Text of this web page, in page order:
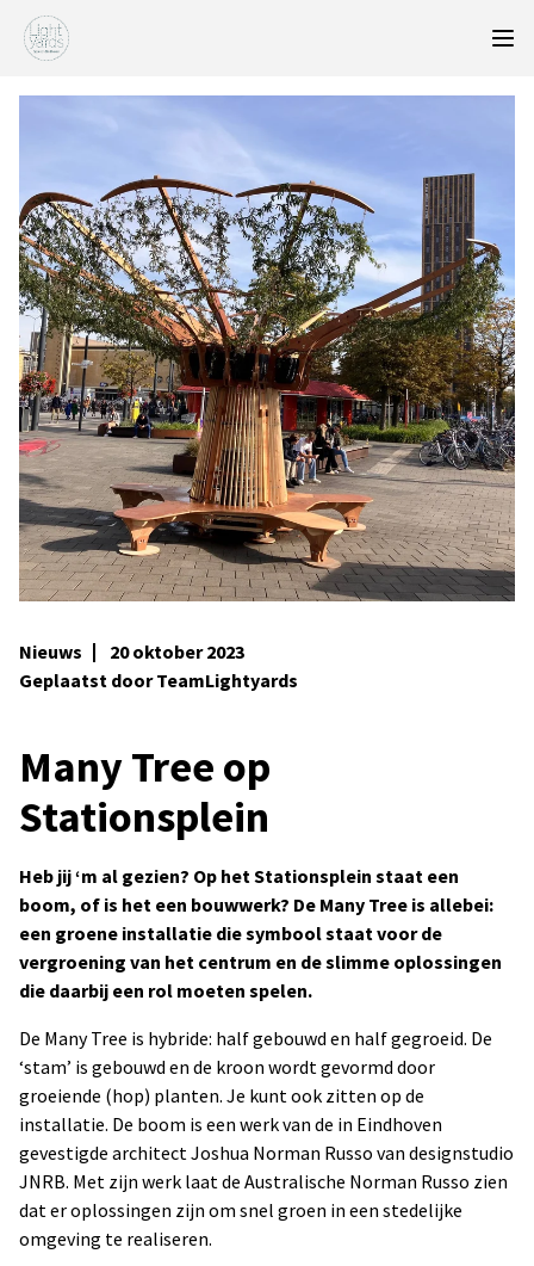
Nieuws
20 oktober 2023
Geplaatst door TeamLightyards
Many Tree op
Stationsplein
Heb jij ‘m al gezien? Op het Stationsplein staat een
boom, of is het een bouwwerk? De Many Tree is allebei:
een groene installatie die symbool staat voor de
vergroening van het centrum en de slimme oplossingen
die daarbij een rol moeten spelen.
De Many Tree is hybride: half gebouwd en half gegroeid. De
‘stam’ is gebouwd en de kroon wordt gevormd door
groeiende (hop) planten. Je kunt ook zitten op de
installatie. De boom is een werk van de in Eindhoven
gevestigde architect Joshua Norman Russo van designstudio
JNRB. Met zijn werk laat de Australische Norman Russo zien
dat er oplossingen zijn om snel groen in een stedelijke
omgeving te realiseren.